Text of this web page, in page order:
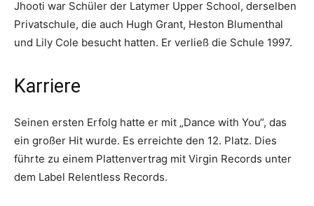
Jhooti war Schüler der Latymer Upper School, derselben
Privatschule, die auch Hugh Grant, Heston Blumenthal
und Lily Cole besucht hatten. Er verließ die Schule 1997.
Karriere
Seinen ersten Erfolg hatte er mit „Dance with You“, das
ein großer Hit wurde. Es erreichte den 12. Platz. Dies
führte zu einem Plattenvertrag mit Virgin Records unter
dem Label Relentless Records.